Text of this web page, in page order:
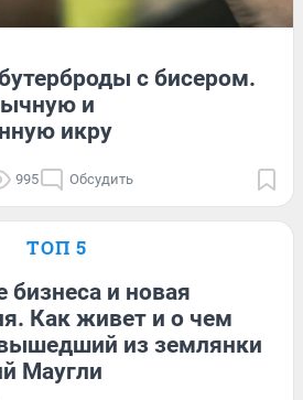
с бисером.
и
икру
995 Обсудить
ТОП 5
бизнеса и новая
Как живет и о чем
из землянки
Маугли